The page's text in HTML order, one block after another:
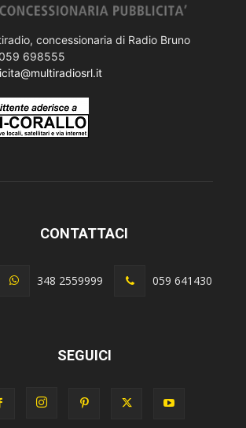
concessionaria di Radio Bruno
698555
CONTATTACI
348 2559999 059 641430
SEGUICI